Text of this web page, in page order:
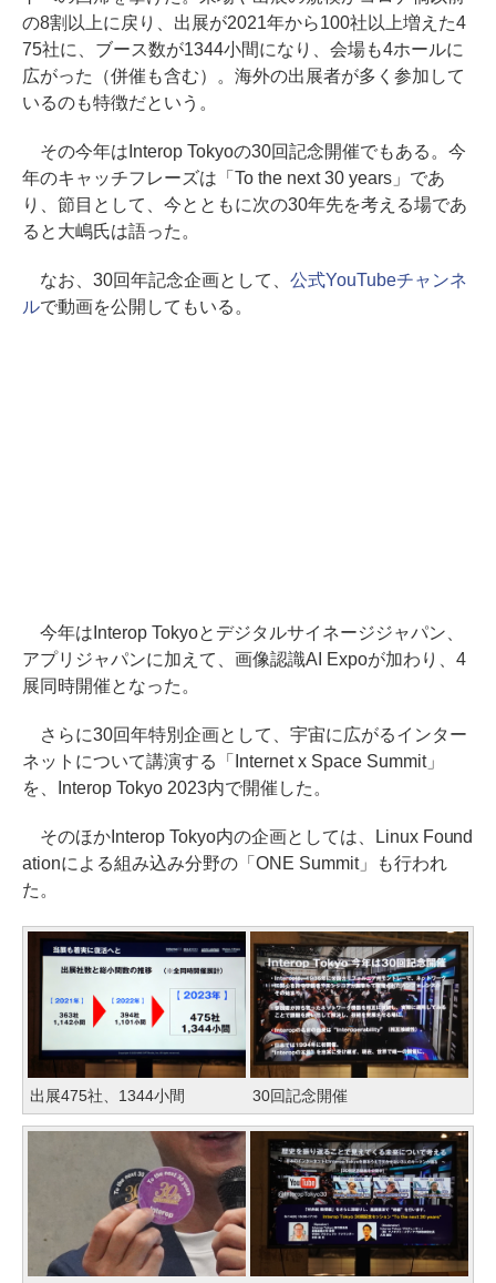
の8割以上に戻り、出展が2021年から100社以上増えた4
75社に、ブース数が1344小間になり、会場も4ホールに
広がった（併催も含む）。海外の出展者が多く参加して
いるのも特徴だという。
その今年はInterop Tokyoの30回記念開催でもある。今
年のキャッチフレーズは「To the next 30 years」であ
り、節目として、今とともに次の30年先を考える場であ
ると大嶋氏は語った。
なお、30回年記念企画として、 公式YouTubeチャンネ
ルで動画を公開してもいる。
今年はInterop Tokyoとデジタルサイネージジャパン、
アプリジャパンに加えて、画像認識AI Expoが加わり、4
展同時開催となった。
さらに30回年特別企画として、宇宙に広がるインター
ネットについて講演する「Internet x Space Summit」
を、Interop Tokyo 2023内で開催した。
そのほかInterop Tokyo内の企画としては、Linux Found
ationによる組み込み分野の「ONE Summit」も行われ
た。
出展475社、1344小間 30回記念開催